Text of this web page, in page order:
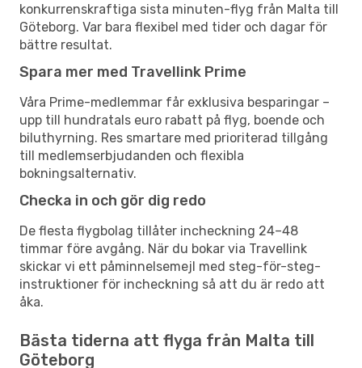
konkurrenskraftiga sista minuten-flyg från Malta till
Göteborg. Var bara flexibel med tider och dagar för
bättre resultat.
Spara mer med Travellink Prime
Våra Prime-medlemmar får exklusiva besparingar –
upp till hundratals euro rabatt på flyg, boende och
biluthyrning. Res smartare med prioriterad tillgång
till medlemserbjudanden och flexibla
bokningsalternativ.
Checka in och gör dig redo
De flesta flygbolag tillåter incheckning 24–48
timmar före avgång. När du bokar via Travellink
skickar vi ett påminnelsemejl med steg-för-steg-
instruktioner för incheckning så att du är redo att
åka.
Bästa tiderna att flyga från Malta till
Göteborg